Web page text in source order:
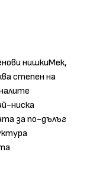
нишкиМек,
степен на
ниска
за по-дълъг